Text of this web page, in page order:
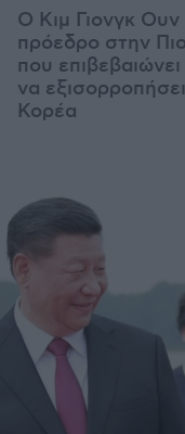
Ο Κιμ Γιονγκ
πρόεδρο στην
που
να
Κορέα